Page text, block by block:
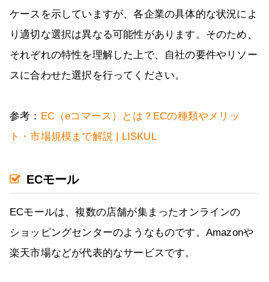
ケースを示していますが、各企業の具体的な状況によ
り適切な選択は異なる可能性があります。そのため、
それぞれの特性を理解した上で、自社の要件やリソー
スに合わせた選択を行ってください。
参考： EC（eコマース）とは？ECの種類やメリッ
ト・市場規模まで解説 | LISKUL
ECモール
ECモールは、複数の店舗が集まったオンラインの
ショッピングセンターのようなものです。Amazonや
楽天市場などが代表的なサービスです。